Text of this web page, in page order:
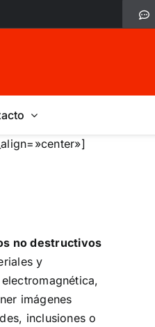
no destructivos
y
imágenes
inclusiones o